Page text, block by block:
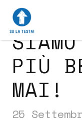
PIÙ
MAI!
25